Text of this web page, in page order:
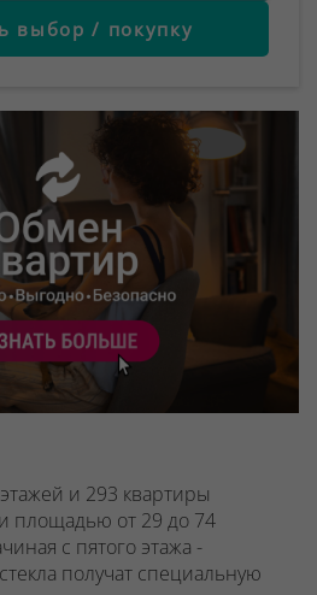
выбор / покупку
и 293 квартиры
площадью от 29 до 74
с пятого этажа -
получат специальную